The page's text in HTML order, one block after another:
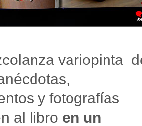
variopinta
y fotografías
al libro en un